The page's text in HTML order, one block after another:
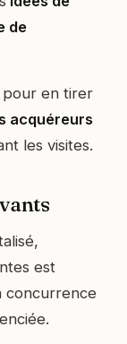
de
pour en tirer
acquéreurs
les visites.
est
concurrence